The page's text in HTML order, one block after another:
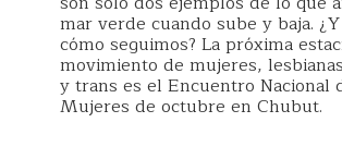
mar verde cuando sube y baja.
cómo seguimos? La próxima
movimiento de mujeres,
y trans es el Encuentro Nacional
Mujeres de octubre en Chubut.